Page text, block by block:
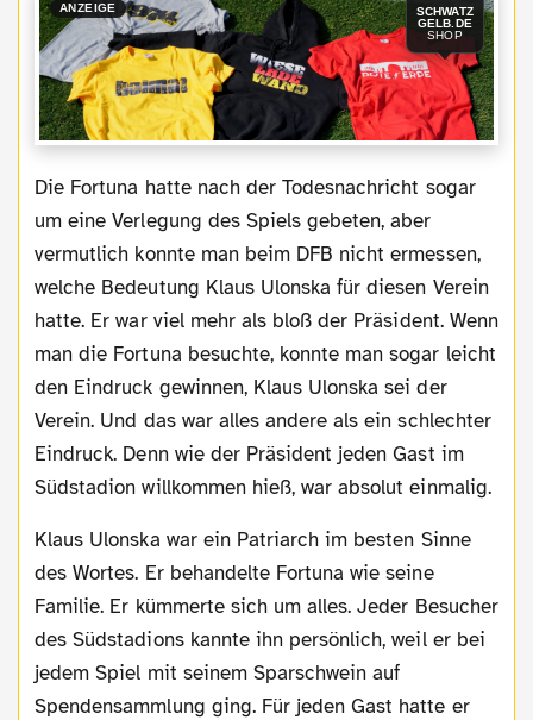
ANZEIGE
SCHWATZ
GELB.DE
SHOP
Die Fortuna hatte nach der Todesnachricht sogar
um eine Verlegung des Spiels gebeten, aber
vermutlich konnte man beim DFB nicht ermessen,
welche Bedeutung Klaus Ulonska für diesen Verein
hatte. Er war viel mehr als bloß der Präsident. Wenn
man die Fortuna besuchte, konnte man sogar leicht
den Eindruck gewinnen, Klaus Ulonska sei der
Verein. Und das war alles andere als ein schlechter
Eindruck. Denn wie der Präsident jeden Gast im
Südstadion willkommen hieß, war absolut einmalig.
Klaus Ulonska war ein Patriarch im besten Sinne
des Wortes. Er behandelte Fortuna wie seine
Familie. Er kümmerte sich um alles. Jeder Besucher
des Südstadions kannte ihn persönlich, weil er bei
jedem Spiel mit seinem Sparschwein auf
Spendensammlung ging. Für jeden Gast hatte er